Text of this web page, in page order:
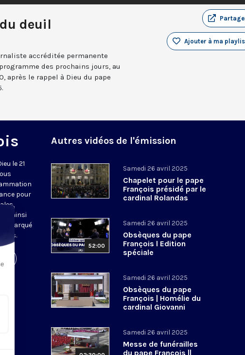
deuil
Ajouter à ma
accréditée permanente
des prochains jours, au
après le rappel à Dieu du pape
le 21
pour
ainsi
marqué
Autres vidéos de l'émission
Samedi 26 avril 2025
Chapelet pour le pape
François présidé par le
cardinal Rolandas
52:00
Samedi 26 avril 2025
Obsèques du pape
François l Edition
spéciale
Samedi 26 avril 2025
Obsèques du pape
François | Homélie du
cardinal Giovanni
Samedi 26 avril 2025
Messe de funérailles
du pape François ||